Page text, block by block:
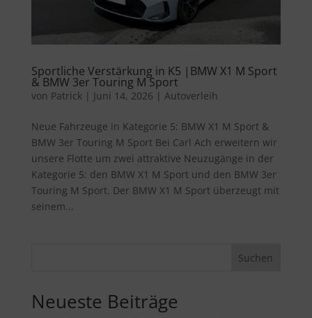
Sportliche Verstärkung in K5 |BMW X1 M Sport
& BMW 3er Touring M Sport
von Patrick| Juni 14, 2026 | Autoverleih
Neue Fahrzeuge in Kategorie 5: BMW X1 M Sport &
BMW 3er Touring M Sport Bei Carl Ach erweitern wir
unsere Flotte um zwei attraktive Neuzugänge in der
Kategorie 5: den BMW X1 M Sport und den BMW 3er
Touring M Sport. Der BMW X1 M Sport überzeugt mit
seinem...
Suchen
Neueste Beiträge